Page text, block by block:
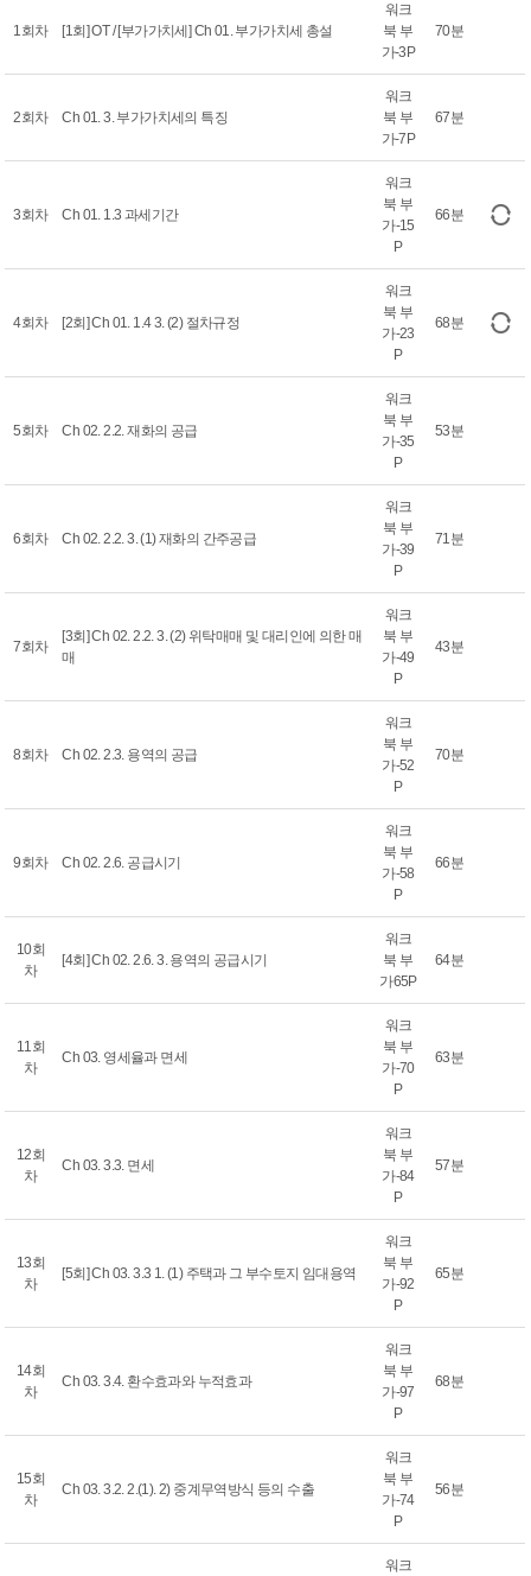
1회차 [1회] OT / [부가가치세] Ch 01. 부가가치세 총설
워크
북 부
가-3P
70분
2회차 Ch 01. 3. 부가가치세의 특징
워크
북 부
가-7P
67분
3회차 Ch 01. 1.3 과세기간
워크
북 부
가-15
P
66분
4회차 [2회] Ch 01. 1.4 3. (2) 절차규정
워크
북 부
가-23
P
68분
5회차 Ch 02. 2.2. 재화의 공급
워크
북 부
가-35
P
53분
6회차 Ch 02. 2.2. 3. (1) 재화의 간주공급
워크
북 부
가-39
P
71분
7회차
[3회] Ch 02. 2.2. 3. (2) 위탁매매 및 대리인에 의한 매
매
워크
북 부
가-49
P
43분
8회차 Ch 02. 2.3. 용역의 공급
워크
북 부
가-52
P
70분
9회차 Ch 02. 2.6. 공급시기
워크
북 부
가-58
P
66분
10회
차
[4회] Ch 02. 2.6. 3. 용역의 공급시기
워크
북 부
가65P
64분
11회
차
Ch 03. 영세율과 면세
워크
북 부
가-70
P
63분
12회
차
Ch 03. 3.3. 면세
워크
북 부
가-84
P
57분
13회
차
[5회] Ch 03. 3.3 1. (1) 주택과 그 부수토지 임대용역
워크
북 부
가-92
P
65분
14회
차
Ch 03. 3.4. 환수효과와 누적효과
워크
북 부
가-97
P
68분
15회
차
Ch 03. 3.2. 2.(1). 2) 중계무역방식 등의 수출
워크
북 부
가-74
P
56분
워크